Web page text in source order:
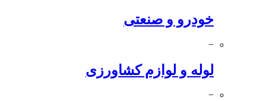
خودرو و صنعتی
−
لوله و لوازم کشاورزی
−